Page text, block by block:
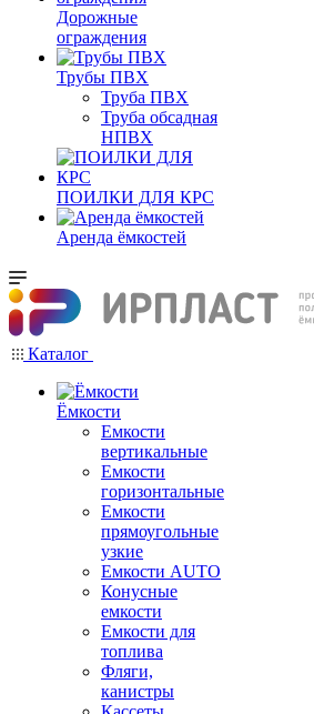
Дорожные
ограждения
Трубы ПВХ
Труба ПВХ
Труба обсадная
НПВХ
ПОИЛКИ ДЛЯ КРС
Аренда ёмкостей
Каталог
Ёмкости
Емкости
вертикальные
Емкости
горизонтальные
Емкости
прямоугольные
узкие
Емкости АUТО
Конусные
емкости
Емкости для
топлива
Фляги,
канистры